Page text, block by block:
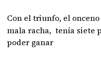
Con el triunfo, el onceno
mala racha, tenía siete
poder ganar